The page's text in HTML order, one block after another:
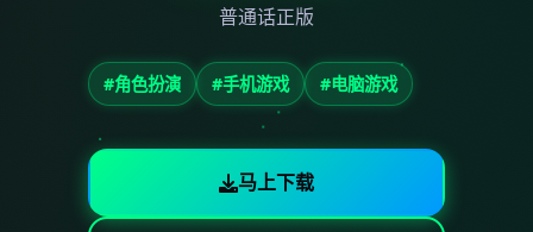
普通话正版
#角色扮演 #手机游戏 #电脑游戏
马上下载